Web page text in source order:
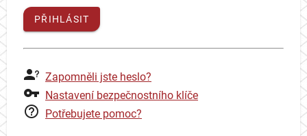
PŘIHLÁSIT
Zapomněli jste heslo?
Nastavení bezpečnostního klíče
Potřebujete pomoc?